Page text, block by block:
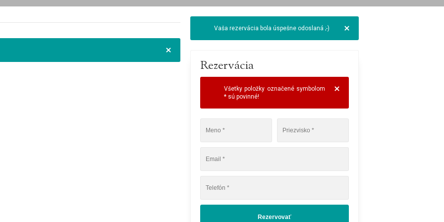
Vaša rezervácia bola úspešne odoslaná ;-)
Rezervácia
Všetky položky označené symbolom
* sú povinné!